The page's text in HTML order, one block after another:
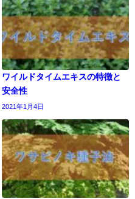
ワイルドタイムエキスの特徴と
安全性
2021年1月4日